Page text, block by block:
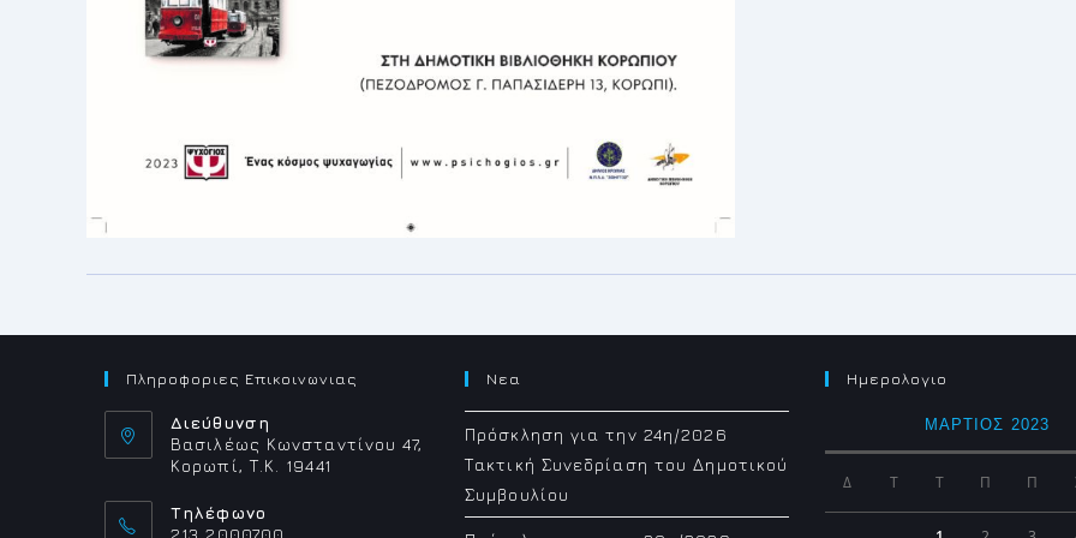
Πληροφοριες Επικοινωνιας
Διεύθυνση
Βασιλέως Κωνσταντίνου 47,
Κορωπί, Τ.Κ. 19441
Τηλέφωνο
Νεα
Πρόσκληση για την 24η/2026
Τακτική Συνεδρίαση του Δημοτικού
Συμβουλίου
Ημερολογιο
ΜΆΡΤΙΟΣ 2023
Δ Τ Τ Π Π